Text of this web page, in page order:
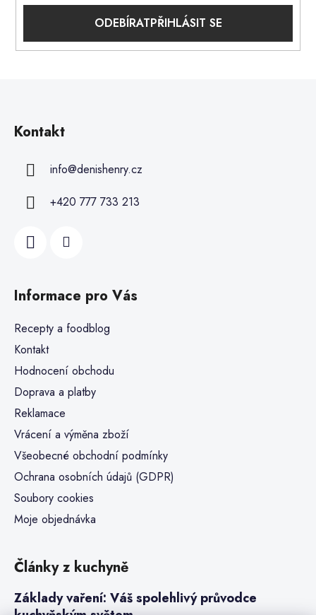
PŘIHLÁSIT SE
Kontakt
info@denishenry.cz
+420 777 733 213
Informace pro Vás
Recepty a foodblog
Kontakt
Hodnocení obchodu
Doprava a platby
Reklamace
Vrácení a výměna zboží
Všeobecné obchodní podmínky
Ochrana osobních údajů (GDPR)
Soubory cookies
Moje objednávka
Články z kuchyně
Základy vaření: Váš spolehlivý průvodce